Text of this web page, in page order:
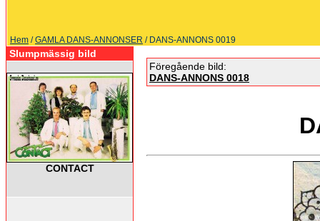
Hem /GAMLA DANS-ANNONSER / DANS-ANNONS 0019
Slumpmässig bild
CONTACT
Föregående bild:
DANS-ANNONS 0018